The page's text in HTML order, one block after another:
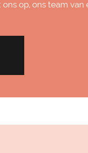
op, ons team van